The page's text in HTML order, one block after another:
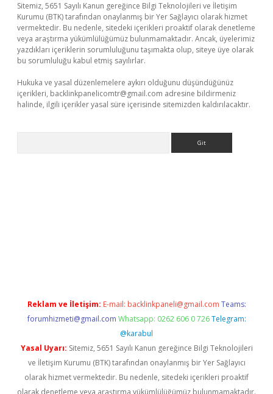
Sitemiz, 5651 Sayılı Kanun gereğince Bilgi Teknolojileri ve İletişim
Kurumu (BTK) tarafından onaylanmış bir Yer Sağlayıcı olarak hizmet
vermektedir. Bu nedenle, sitedeki içerikleri proaktif olarak denetleme
veya araştırma yükümlülüğümüz bulunmamaktadır. Ancak, üyelerimiz
yazdıkları içeriklerin sorumluluğunu taşımakta olup, siteye üye olarak
bu sorumluluğu kabul etmiş sayılırlar.
Hukuka ve yasal düzenlemelere aykırı olduğunu düşündüğünüz
içerikleri, backlinkpanelicomtr@gmail.com adresine bildirmeniz
halinde, ilgili içerikler yasal süre içerisinde sitemizden kaldırılacaktır.
Reklam ve İletişim: E-mail: backlinkpaneli@gmail.com Teams:
forumhizmeti@gmail.com Whatsapp: 0262 606 0 726 Telegram:
@karabul
Yasal Uyarı: Sitemiz, 5651 Sayılı Kanun gereğince Bilgi Teknolojileri
ve İletişim Kurumu (BTK) tarafından onaylanmış bir Yer Sağlayıcı
olarak hizmet vermektedir. Bu nedenle, sitedeki içerikleri proaktif
olarak denetleme veya araştırma yükümlülüğümüz bulunmamaktadır.